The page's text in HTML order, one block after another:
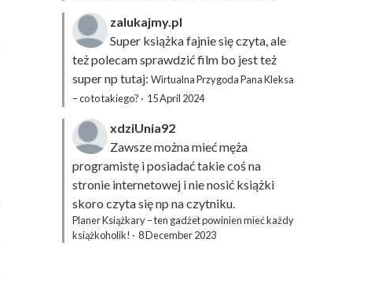
zalukajmy.pl
Super książka fajnie się czyta, ale
też polecam sprawdzić film bo jest też
super np tutaj: Wirtualna Przygoda Pana Kleksa
– co to takiego? · 15 April 2024
xdziUnia92
Zawsze można mieć męża
programistę i posiadać takie coś na
stronie internetowej i nie nosić książki
skoro czyta się np na czytniku.
Planer Książkary – ten gadżet powinien mieć każdy
książkoholik! · 8 December 2023